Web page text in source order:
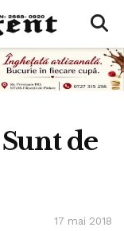
de
17 mai 2018